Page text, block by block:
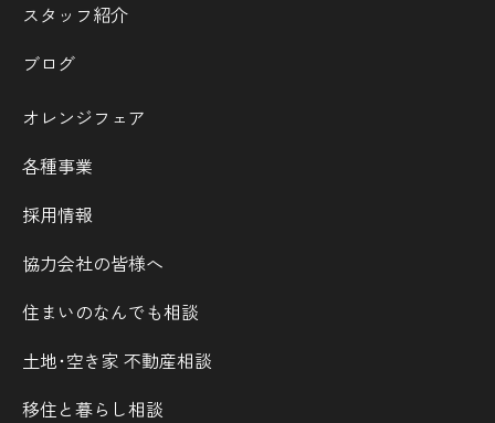
スタッフ紹介
ブログ
オレンジフェア
各種事業
採用情報
協力会社の皆様へ
住まいのなんでも相談
土地･空き家 不動産相談
移住と暮らし相談